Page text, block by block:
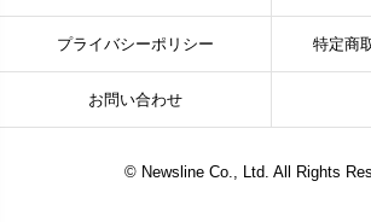
プライバシーポリシー 特定商
お問い合わせ
© Newsline Co., Ltd. All Rights